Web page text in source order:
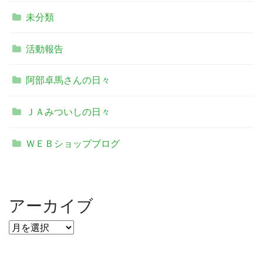
未分類
活動報告
阿部卓馬さんの日々
ＪＡみついしの日々
ＷＥＢショップブログ
アーカイブ
ア